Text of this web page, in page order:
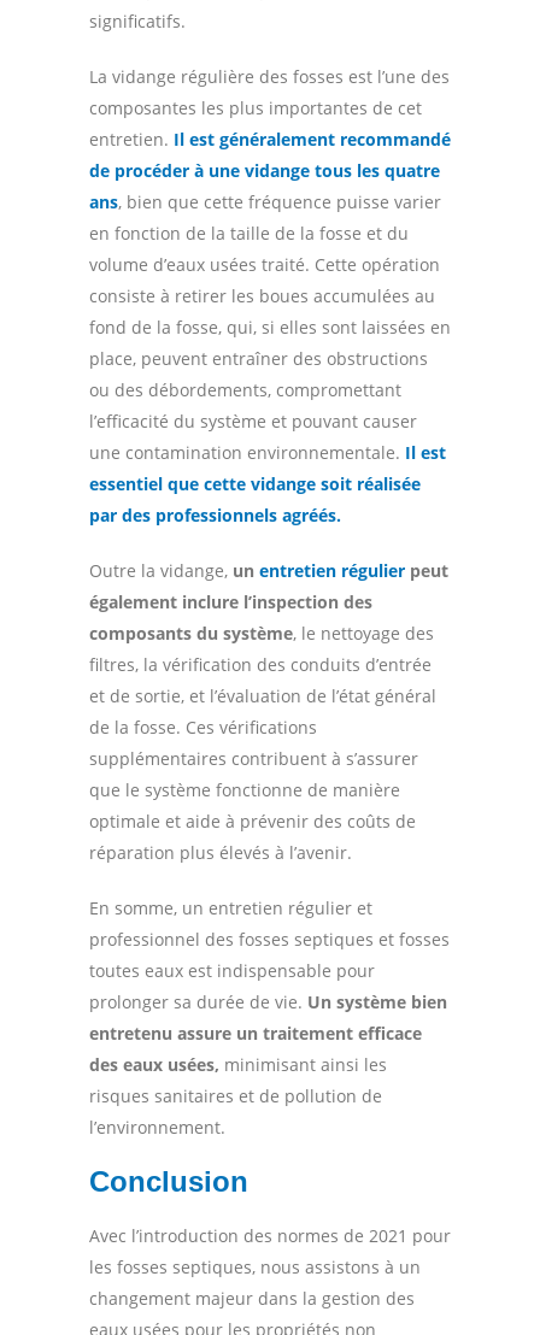
significatifs.
La vidange régulière des fosses est l’une des
composantes les plus importantes de cet
entretien. Il est généralement recommandé
de procéder à une vidange tous les quatre
ans, bien que cette fréquence puisse varier
en fonction de la taille de la fosse et du
volume d’eaux usées traité. Cette opération
consiste à retirer les boues accumulées au
fond de la fosse, qui, si elles sont laissées en
place, peuvent entraîner des obstructions
ou des débordements, compromettant
l’efficacité du système et pouvant causer
une contamination environnementale. Il est
essentiel que cette vidange soit réalisée
par des professionnels agréés.
Outre la vidange, un entretien régulier peut
également inclure l’inspection des
composants du système, le nettoyage des
filtres, la vérification des conduits d’entrée
et de sortie, et l’évaluation de l’état général
de la fosse. Ces vérifications
supplémentaires contribuent à s’assurer
que le système fonctionne de manière
optimale et aide à prévenir des coûts de
réparation plus élevés à l’avenir.
En somme, un entretien régulier et
professionnel des fosses septiques et fosses
toutes eaux est indispensable pour
prolonger sa durée de vie. Un système bien
entretenu assure un traitement efficace
des eaux usées, minimisant ainsi les
risques sanitaires et de pollution de
l’environnement.
Conclusion
Avec l’introduction des normes de 2021 pour
les fosses septiques, nous assistons à un
changement majeur dans la gestion des
eaux usées pour les propriétés non